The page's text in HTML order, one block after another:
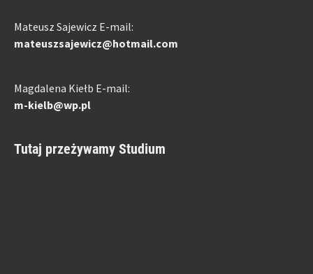
Mateusz Sajewicz E-mail:
mateuszsajewicz@hotmail.com
Magdalena Kiełb E-mail:
m-kielb@wp.pl
Tutaj przeżywamy Studium